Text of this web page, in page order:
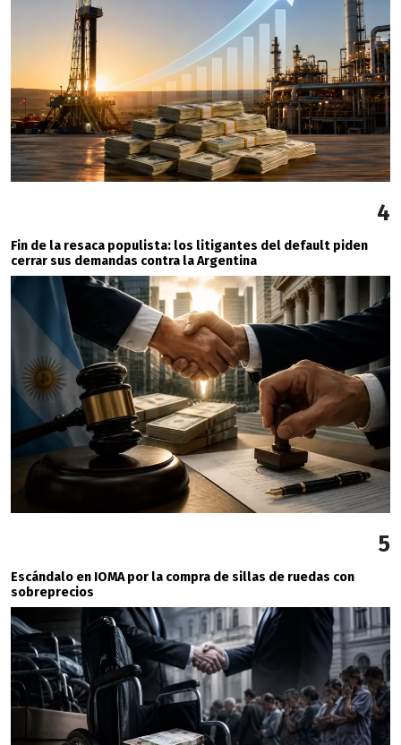
4
Fin de la resaca populista: los litigantes del default piden
cerrar sus demandas contra la Argentina
5
Escándalo en IOMA por la compra de sillas de ruedas con
sobreprecios